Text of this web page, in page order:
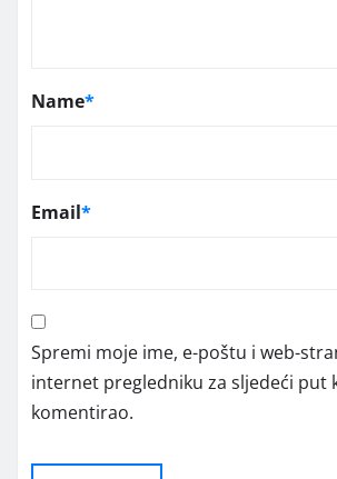
Name*
Email*
Spremi moje ime, e-poštu i web-
internet pregledniku za sljedeći put
komentirao.